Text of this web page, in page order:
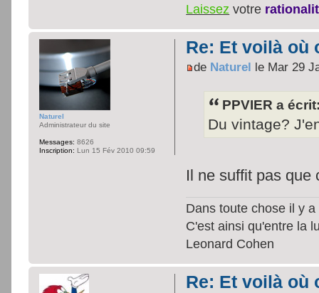
Laissez votre
Re: Et voilà où
de Naturel le Mar 29
PPVIER a
Du vintage?
Il ne suffit pas
Dans toute chose il y
C'est ainsi qu'entre la
Leonard Cohen
Naturel
Administrateur du site
Messages: 8626
Inscription: Lun 15 Fév 2010 09:59
Re: Et voilà où